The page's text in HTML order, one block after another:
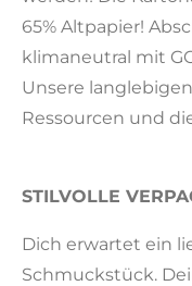
65% Altpapier!
klimaneutral mit
Unsere
Ressourcen und
STILVOLLE
Dich erwartet ein
Schmuckstück.